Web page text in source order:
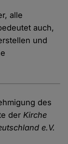
alle
auch,
und
des
derKirche
e.V.